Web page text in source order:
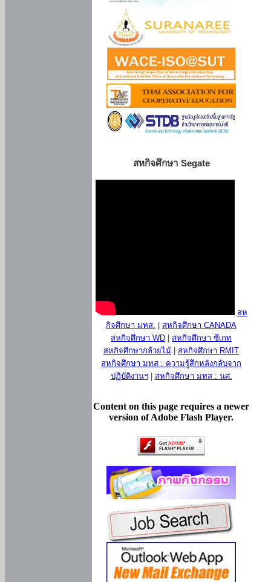
สหกิจศึกษา Segate
สห
กิจศึกษา มทส.
สหกิจศึกษา CANADA
สหกิจศึกษา WD
สหกิจศึกษา ซีเกท
สหกิจศึกษากล้วยไม้
สหกิจศึกษา RMIT
สหกิจศึกษา มทส : ความรู้สึกหลังกลับจาก
ปฏิบัติงานฯ| สหกิจศึกษา มทส : นศ.
Content on this page requires a newer
version of Adobe Flash Player.